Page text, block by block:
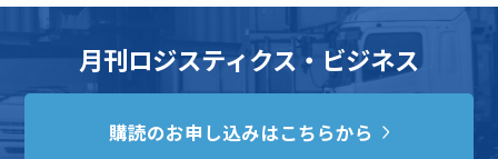
月刊ロジスティクス・ビジネス
購読のお申し込みはこちらから